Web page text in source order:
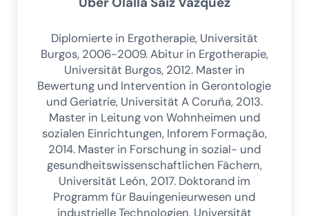
Diplomierte in Ergotherapie, Universität
Burgos, 2006-2009. Abitur in Ergotherapie,
Universität Burgos, 2012. Master in
Bewertung und Intervention in Gerontologie
und Geriatrie, Universität A Coruña, 2013.
Master in Leitung von Wohnheimen und
sozialen Einrichtungen, Inforem Formação,
2014. Master in Forschung in sozial- und
gesundheitswissenschaftlichen Fächern,
Universität León, 2017. Doktorand im
Programm für Bauingenieurwesen und
industrielle Technologien, Universität